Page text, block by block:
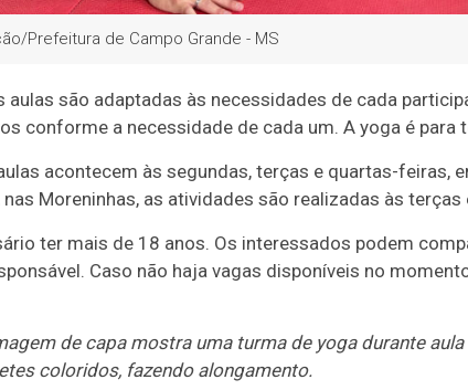
Prefeitura de Campo Grande - MS
aulas são adaptadas às necessidades de cada
conforme a necessidade de cada um. A yoga é para
acontecem às segundas, terças e quartas-feiras,
Moreninhas, as atividades são realizadas às
ter mais de 18 anos. Os interessados podem
Caso não haja vagas disponíveis no
de capa mostra uma turma de yoga durante
coloridos, fazendo alongamento.